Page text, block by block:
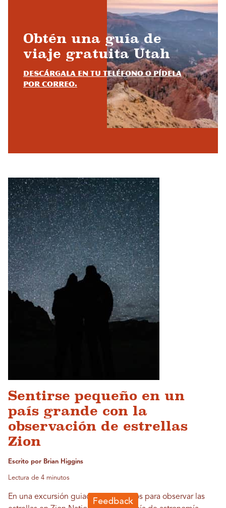
Obtén una guía de
viaje gratuita Utah
Descárgala en tu teléfono o pídela
por correo.
Sentirse pequeño en un
país grande con la
observación de estrellas
Zion
Escrito por Brian Higgins
Lectura de 4 minutos
En una excursión guiada por expertos para observar las